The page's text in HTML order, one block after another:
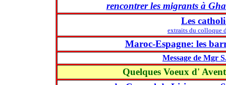
rencontrer les migrants à
Les
extraits du colloque
Maroc-Espagne: les
Message de Mgr
Quelques Voeux d'